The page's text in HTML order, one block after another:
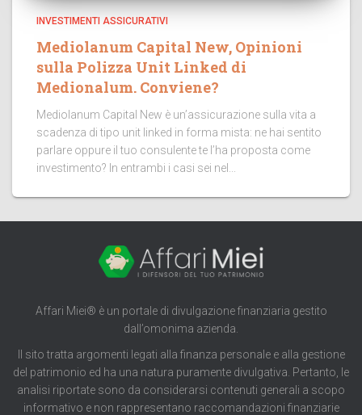
INVESTIMENTI ASSICURATIVI
Mediolanum Capital New, Opinioni
sulla Polizza Unit Linked di
Medionalum. Conviene?
Mediolanum Capital New è un’assicurazione sulla vita a
scadenza di tipo unit linked in forma mista: ne hai sentito
parlare oppure il tuo consulente te l’ha proposta come
investimento? In entrambi i casi sei nel...
Affari Miei® è un portale di divulgazione finanziaria gestito
dall’omonima azienda.
Il sito tratta argomenti legati alla finanza personale e alla gestione
del patrimonio ed ha una natura puramente divulgativa. Pertanto, le
analisi riportate sono da considerarsi contenuti generali a scopo
informativo e non rappresentano raccomandazioni finanziarie